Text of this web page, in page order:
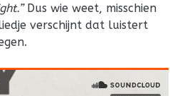
Dus wie weet, misschien
verschijnt dat luistert